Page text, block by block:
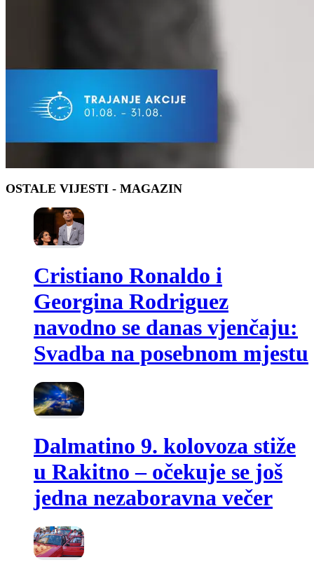
OSTALE VIJESTI - MAGAZIN
Cristiano Ronaldo i
Georgina Rodriguez
navodno se danas vjenčaju:
Svadba na posebnom mjestu
Dalmatino 9. kolovoza stiže
u Rakitno – očekuje se još
jedna nezaboravna večer